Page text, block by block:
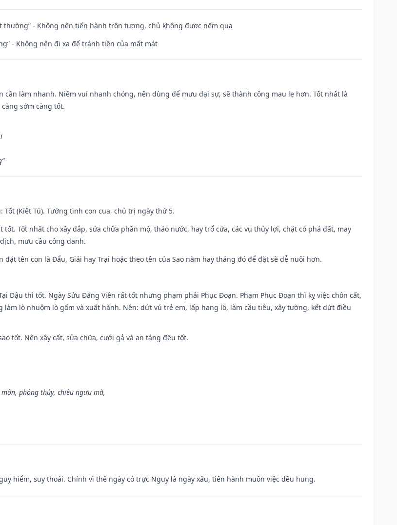
thường” - Không nên tiến hành trộn tương, chủ không được nếm qua
- Không nên đi xa để tránh tiền của mất mát
cần làm nhanh. Niềm vui nhanh chóng, nên dùng để mưu đại sự, sẽ thành công mau lẹ hơn. Tốt nhất là
sớm càng tốt.
Tốt (Kiết Tú). Tướng tinh con cua, chủ trị ngày thứ 5.
tốt. Tốt nhất cho xây đắp, sửa chữa phần mộ, tháo nước, hay trổ cửa, các vụ thủy lợi, chặt cỏ phá đất, may
mưu cầu công danh.
đặt tên con là Đẩu, Giải hay Trại hoặc theo tên của Sao năm hay tháng đó để đặt sẽ dễ nuôi hơn.
Dậu thì tốt. Ngày Sửu Đăng Viên rất tốt nhưng phạm phải Phục Đoạn. Phạm Phục Đoạn thì kỵ việc chôn cất,
làm lò nhuộm lò gốm và xuất hành. Nên: dứt vú trẻ em, lấp hang lỗ, làm cầu tiêu, xây tường, kết dứt điều
tốt. Nên xây cất, sửa chữa, cưới gả và an táng đều tốt.
phóng thủy, chiêu ngưu mã,
hiểm, suy thoái. Chính vì thế ngày có trực Nguy là ngày xấu, tiến hành muôn việc đều hung.